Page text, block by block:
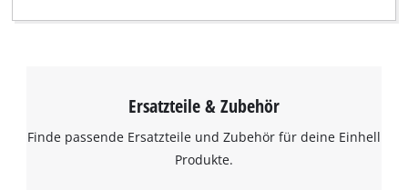
Ersatzteile & Zubehör
Finde passende Ersatzteile und Zubehör für deine Einhell
Produkte.